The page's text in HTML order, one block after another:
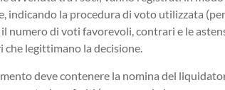
indicando la procedura di voto utilizzata
numero di voti favorevoli, contrari e le
legittimano la decisione.
deve contenere la nomina del